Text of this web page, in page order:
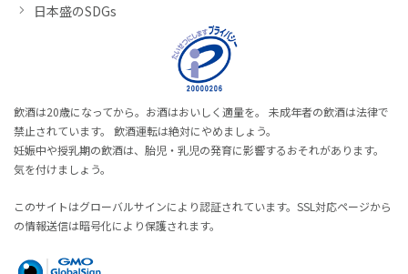
日本盛のSDGs
飲酒は20歳になってから。お酒はおいしく適量を。 未成年者の飲酒は法律で
禁止されています。 飲酒運転は絶対にやめましょう。
妊娠中や授乳期の飲酒は、胎児・乳児の発育に影響するおそれがあります。
気を付けましょう。
このサイトはグローバルサインにより認証されています。SSL対応ページから
の情報送信は暗号化により保護されます。